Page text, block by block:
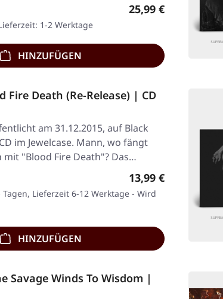
Regulärer Preis:
25,99 €
1-2 Werktage
HINZUFÜGEN
Fire Death (Re-Release) | CD
am 31.12.2015, auf Black
im Jewelcase. Mann, wo fängt
"Blood Fire Death"? Das…
Regulärer Preis:
13,99 €
Lieferzeit 6-12 Werktage - Wird
HINZUFÜGEN
Savage Winds To Wisdom |